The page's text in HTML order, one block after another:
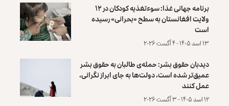
برنامه جهانی غذا: سوءتغذیه کودکان در ۱۲
ولایت افغانستان به سطح «بحرانی» رسیده
است
۱۳ اسد ۱۴۰۵ - ۴ آگست ۲۰۲۶
دیدبان حقوق بشر: حمله‌ی طالبان به حقوق بشر
عمیق‌تر شده است، دولت‌ها به جای ابراز نگرانی،
عمل کنند
۱۲ اسد ۱۴۰۵ - ۳ آگست ۲۰۲۶